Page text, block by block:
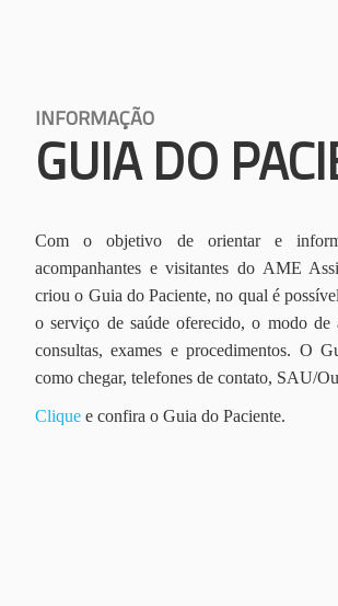
INFORMAÇÃO
GUIA DO
Com o objetivo de orientar e
acompanhantes e visitantes do AME
criou o Guia do Paciente, no qual é
o serviço de saúde oferecido, o modo de
consultas, exames e procedimentos. O
como chegar, telefones de contato, SAU/
Clique e confira o Guia do Paciente.